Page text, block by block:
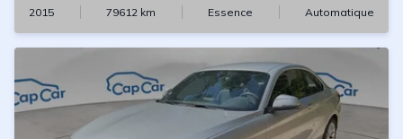
2015 79612 km Essence Automatique